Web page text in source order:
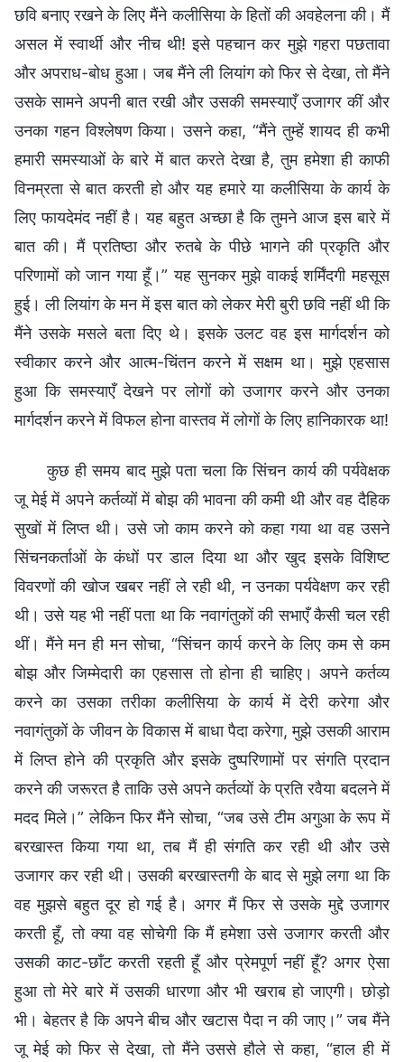
छवि बनाए रखने के लिए मैंने कलीसिया के हितों की अवहेलना की। मैं
असल में स्वार्थी और नीच थी! इसे पहचान कर मुझे गहरा पछतावा
और अपराध-बोध हुआ। जब मैंने ली लियांग को फिर से देखा, तो मैंने
उसके सामने अपनी बात रखी और उसकी समस्याएँ उजागर कीं और
उनका गहन विश्लेषण किया। उसने कहा, “मैंने तुम्हें शायद ही कभी
हमारी समस्याओं के बारे में बात करते देखा है, तुम हमेशा ही काफी
विनम्रता से बात करती हो और यह हमारे या कलीसिया के कार्य के
लिए फायदेमंद नहीं है। यह बहुत अच्छा है कि तुमने आज इस बारे में
बात की। मैं प्रतिष्ठा और रुतबे के पीछे भागने की प्रकृति और
परिणामों को जान गया हूँ।” यह सुनकर मुझे वाकई शर्मिंदगी महसूस
हुई। ली लियांग के मन में इस बात को लेकर मेरी बुरी छवि नहीं थी कि
मैंने उसके मसले बता दिए थे। इसके उलट वह इस मार्गदर्शन को
स्वीकार करने और आत्म-चिंतन करने में सक्षम था। मुझे एहसास
हुआ कि समस्याएँ देखने पर लोगों को उजागर करने और उनका
मार्गदर्शन करने में विफल होना वास्तव में लोगों के लिए हानिकारक था!
कुछ ही समय बाद मुझे पता चला कि सिंचन कार्य की पर्यवेक्षक
जू मेई में अपने कर्तव्यों में बोझ की भावना की कमी थी और वह दैहिक
सुखों में लिप्त थी। उसे जो काम करने को कहा गया था वह उसने
सिंचनकर्ताओं के कंधों पर डाल दिया था और खुद इसके विशिष्ट
विवरणों की खोज खबर नहीं ले रही थी, न उनका पर्यवेक्षण कर रही
थी। उसे यह भी नहीं पता था कि नवागंतुकों की सभाएँ कैसी चल रही
थीं। मैंने मन ही मन सोचा, “सिंचन कार्य करने के लिए कम से कम
बोझ और जिम्मेदारी का एहसास तो होना ही चाहिए। अपने कर्तव्य
करने का उसका तरीका कलीसिया के कार्य में देरी करेगा और
नवागंतुकों के जीवन के विकास में बाधा पैदा करेगा, मुझे उसकी आराम
में लिप्त होने की प्रकृति और इसके दुष्परिणामों पर संगति प्रदान
करने की जरूरत है ताकि उसे अपने कर्तव्यों के प्रति रवैया बदलने में
मदद मिले।” लेकिन फिर मैंने सोचा, “जब उसे टीम अगुआ के रूप में
बरखास्त किया गया था, तब मैं ही संगति कर रही थी और उसे
उजागर कर रही थी। उसकी बरखास्तगी के बाद से मुझे लगा था कि
वह मुझसे बहुत दूर हो गई है। अगर मैं फिर से उसके मुद्दे उजागर
करती हूँ, तो क्या वह सोचेगी कि मैं हमेशा उसे उजागर करती और
उसकी काट-छाँट करती रहती हूँ और प्रेमपूर्ण नहीं हूँ? अगर ऐसा
हुआ तो मेरे बारे में उसकी धारणा और भी खराब हो जाएगी। छोड़ो
भी। बेहतर है कि अपने बीच और खटास पैदा न की जाए।” जब मैंने
जू मेई को फिर से देखा, तो मैंने उससे हौले से कहा, “हाल ही में